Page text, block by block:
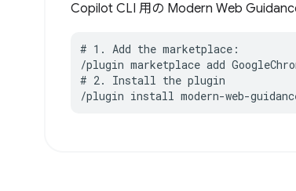
Copilot CLI 用の Modern Web
# 1. Add the marketplace:
/plugin marketplace add
# 2. Install the plugin
/plugin install modern-web-